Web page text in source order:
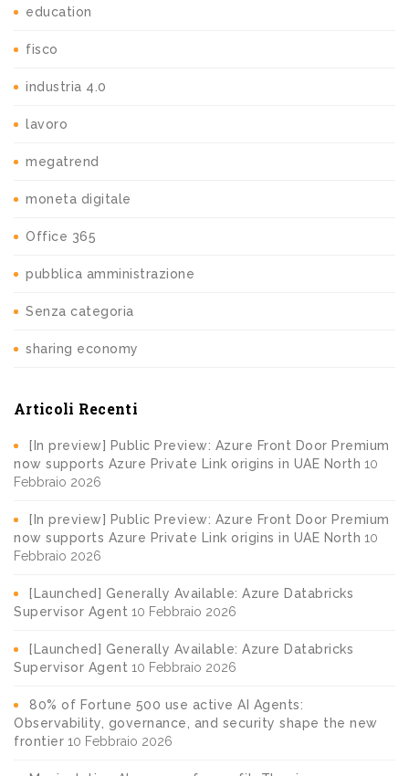
education
fisco
industria 4.0
lavoro
megatrend
moneta digitale
Office 365
pubblica amministrazione
Senza categoria
sharing economy
Articoli Recenti
[In preview] Public Preview: Azure Front Door Premium
now supports Azure Private Link origins in UAE North 10
Febbraio 2026
[In preview] Public Preview: Azure Front Door Premium
now supports Azure Private Link origins in UAE North 10
Febbraio 2026
[Launched] Generally Available: Azure Databricks
Supervisor Agent 10 Febbraio 2026
[Launched] Generally Available: Azure Databricks
Supervisor Agent 10 Febbraio 2026
80% of Fortune 500 use active AI Agents:
Observability, governance, and security shape the new
frontier 10 Febbraio 2026